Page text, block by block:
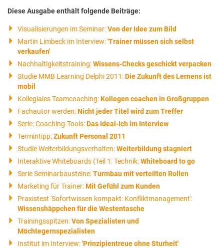
Diese Ausgabe enthält folgende Beiträge:
Visualisierungen im Seminar:Von der Idee zum Bild
Martin Limbeck im Interview:'Trainer müssen sich selbst
verkaufen'
Nachhaltigkeitstraining:Wissens-Checks geschickt verpacken
Studie MMB Learning Delphi 2011:Die Zukunft des Lernens ist
mobil
Kollegiales Teamcoaching:Kollegen coachen in Großgruppen
Fachautor werden:Nicht jeder Titel wird zum Treffer
Serie: Coaching-Tools:Das Ideal-Ich im Interview
Termintipp:Zukunft Personal 2011
Studie Weiterbildungsverhalten:Weiterbildung stagniert
Interaktive Whiteboards (Teil 1: Technik:Whiteboard to go
Serie Seminarbausteine:Turmbau mit verteilten Rollen
Marketing für Trainer:Mit Gefühl zum Kunden
Praxistest 'Sofortwissen kompakt: Konfliktmanagement':
Wissenshäppchen für die Westentasche
Trainingsspitzen:Von Spezialisten und
Möchtegernspezialisten
Institut im Interview:'Prinzipientreue ohne Sturheit'